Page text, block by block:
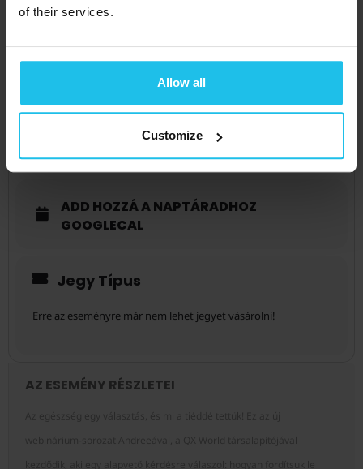
of their services.
Allow all
Customize
Időpont
17:00-19:00
ADD HOZZÁ A NAPTÁRADHOZ
GOOGLECAL
Jegy Típus
Erre az eseményre már nem lehet jegyet vásárolni!
AZ ESEMÉNY RÉSZLETEI